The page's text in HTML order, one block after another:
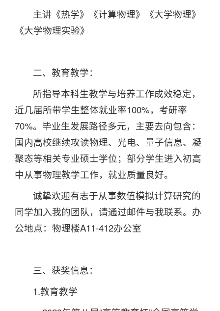
主讲《热学》《计算物理》《大学物理》
《大学物理实验》
二、教育教学：
所指导本科生教学与培养工作成效稳定，
近几届所带学生整体就业率100%，考研率
70%。毕业生发展路径多元，主要去向包含：
国内高校继续攻读物理、光电、量子信息、凝
聚态等相关专业硕士学位；部分学生进入初高
中从事物理教学工作，就业质量良好。
诚挚欢迎有志于从事数值模拟计算研究的
同学加入我的团队，请通过邮件与我联系。办
公地点：物理楼A11-412办公室
三、获奖信息：
1.教育教学